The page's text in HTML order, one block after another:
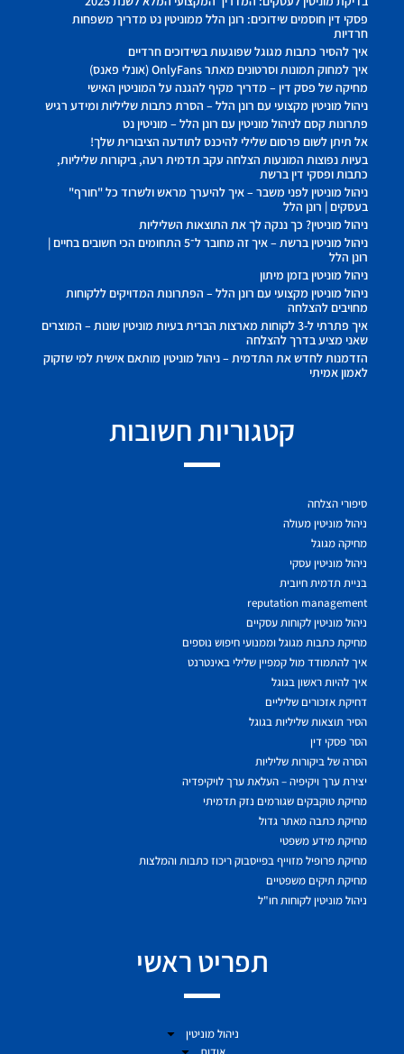
פסקי דין חוסמים שידוכים: רונן הלל ממוניטין נט מדריך משפחות
חרדיות
איך להסיר כתבות מגוגל שפוגעות בשידוכים חרדיים
איך למחוק תמונות וסרטונים מאתר OnlyFans (אונלי פאנס)
מחיקה של פסק דין – מדריך מקיף להגנה על המוניטין האישי
ניהול מוניטין מקצועי עם רונן הלל – הסרת כתבות שליליות ומידע רגיש
פתרונות קסם לניהול מוניטין עם רונן הלל – מוניטין נט
אל תיתן לשום פרסום שלילי להיכנס לתודעה הציבורית שלך!
בעיות נפוצות המונעות הצלחה עקב תדמית רעה, ביקורות שליליות,
כתבות ופסקי דין ברשת
ניהול מוניטין לפני משבר – איך להיערך מראש ולשרוד כל "חורף"
בעסקים | רונן הלל
ניהול מוניטין? כך ננקה לך את התוצאות השליליות
ניהול מוניטין ברשת – איך זה מחובר ל־5 התחומים הכי חשובים בחיים |
רונן הלל
ניהול מוניטין בזמן מיתון
ניהול מוניטין מקצועי עם רונן הלל – הפתרונות המדויקים ללקוחות
מחויבים להצלחה
איך פתרתי ל-3 לקוחות מארצות הברית בעיות מוניטין שונות – המוצרים
שאני מציע בדרך להצלחה
הזדמנות לחדש את התדמית – ניהול מוניטין מותאם אישית למי שזקוק
לאמון אמיתי
קטגוריות חשובות
סיפורי הצלחה
ניהול מוניטין מעולה
מחיקה מגוגל
ניהול מוניטין עסקי
בניית תדמית חיובית
reputation management
ניהול מוניטין לקוחות עסקיים
מחיקת כתבות מגוגל וממנועי חיפוש נוספים
איך להתמודד מול קמפיין שלילי באינטרנט
איך להיות ראשון בגוגל
דחיקת אזכורים שליליים
הסיר תוצאות שליליות בגוגל
הסר פסקי דין
הסרה של ביקורות שליליות
יצירת ערך ויקיפיה – העלאת ערך לויקיפדיה
מחיקת טוקבקים שגורמים נזק תדמיתי
מחיקת כתבה מאתר גדול
מחיקת מידע משפטי
מחיקת פרופיל מזוייף בפייסבוק ריכוז כתבות והמלצות
מחיקת תיקים משפטיים
ניהול מוניטין לקוחות חו"ל
תפריט ראשי
ניהול מוניטין